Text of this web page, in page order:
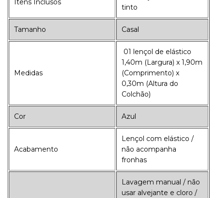
Itens Inclusos
tinto
Tamanho Casal
Medidas
01 lençol de elástico
1,40m (Largura) x 1,90m
(Comprimento) x
0,30m (Altura do
Colchão)
Cor Azul
Acabamento
Lençol com elástico /
não acompanha
fronhas
Lavagem manual / não
usar alvejante e cloro /